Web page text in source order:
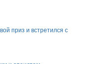
приз и встретился с